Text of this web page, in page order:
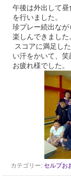
午後は外出して
を行いました。
珍プレー続出な
楽しんできました
スコアに満足し
い汗をかいて、笑
お疲れ様でした。
カテゴリー:セルプお